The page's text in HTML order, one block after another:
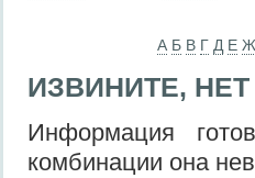
А Б В Г Д Е Ж
ИЗВИНИТЕ,
Информация
комбинации она